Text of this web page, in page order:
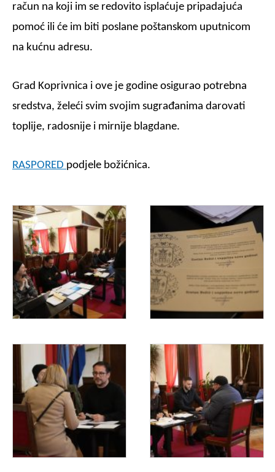
račun na koji im se redovito isplaćuje pripadajuća
pomoć ili će im biti poslane poštanskom uputnicom
na kućnu adresu.
Grad Koprivnica i ove je godine osigurao potrebna
sredstva, želeći svim svojim sugrađanima darovati
toplije, radosnije i mirnije blagdane.
RASPORED podjele božićnica.